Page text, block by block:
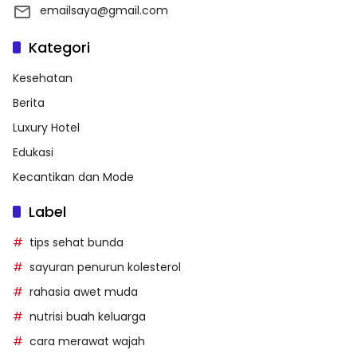
emailsaya@gmail.com
Kategori
Kesehatan
Berita
Luxury Hotel
Edukasi
Kecantikan dan Mode
Label
tips sehat bunda
sayuran penurun kolesterol
rahasia awet muda
nutrisi buah keluarga
cara merawat wajah